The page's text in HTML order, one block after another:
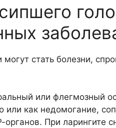
могут стать болезни,
или флегмозный
или как недомогание,
При ларингите